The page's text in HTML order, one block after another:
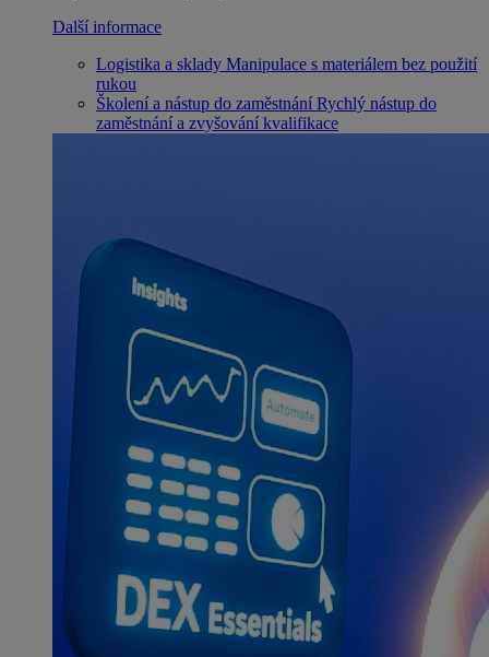
Další informace
Logistika a sklady Manipulace s materiálem bez použití
rukou
Školení a nástup do zaměstnání Rychlý nástup do
zaměstnání a zvyšování kvalifikace